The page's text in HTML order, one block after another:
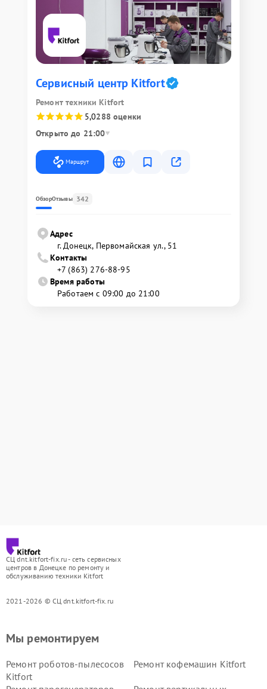
Сервисный центр Kitfort
Ремонт техники Kitfort
5,0288 оценки
Открыто до 21:00
Маршрут
ОбзорОтзывы 342
Адрес
г. Донецк, Первомайская ул., 51
Контакты
+7 (863) 276-88-95
Время работы
Работаем с 09:00 до 21:00
СЦ dnt.kitfort-fix.ru - сеть сервисных
центров в Донецке по ремонту и
обслуживанию техники Kitfort
2021-2026 © СЦ dnt.kitfort-fix.ru
Мы ремонтируем
Ремонт роботов-пылесосов
Kitfort
Ремонт кофемашин Kitfort